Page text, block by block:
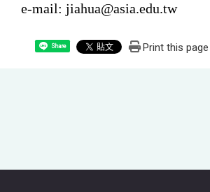
e-mail: jiahua@asia.edu.tw
Share Print this page